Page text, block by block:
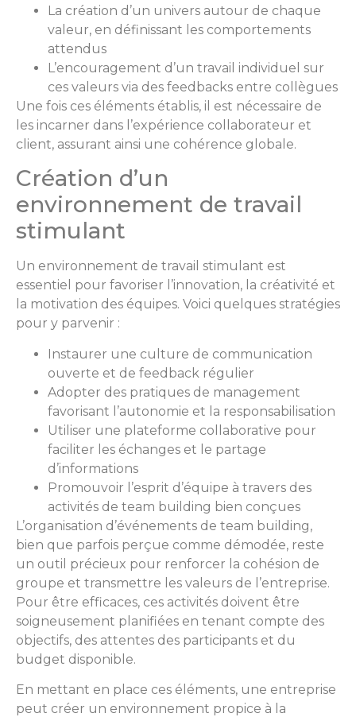
La création d’un univers autour de chaque
valeur, en définissant les comportements
attendus
L’encouragement d’un travail individuel sur
ces valeurs via des feedbacks entre collègues
Une fois ces éléments établis, il est nécessaire de
les incarner dans l’expérience collaborateur et
client, assurant ainsi une cohérence globale.
Création d’un
environnement de travail
stimulant
Un environnement de travail stimulant est
essentiel pour favoriser l’innovation, la créativité et
la motivation des équipes. Voici quelques stratégies
pour y parvenir :
Instaurer une culture de communication
ouverte et de feedback régulier
Adopter des pratiques de management
favorisant l’autonomie et la responsabilisation
Utiliser une plateforme collaborative pour
faciliter les échanges et le partage
d’informations
Promouvoir l’esprit d’équipe à travers des
activités de team building bien conçues
L’organisation d’événements de team building,
bien que parfois perçue comme démodée, reste
un outil précieux pour renforcer la cohésion de
groupe et transmettre les valeurs de l’entreprise.
Pour être efficaces, ces activités doivent être
soigneusement planifiées en tenant compte des
objectifs, des attentes des participants et du
budget disponible.
En mettant en place ces éléments, une entreprise
peut créer un environnement propice à la